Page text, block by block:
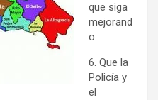
que siga
mejorand
o.
6. Que la
Policía y
el